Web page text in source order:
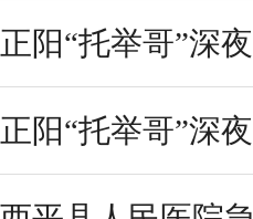
正阳“托举哥”深
正阳“托举哥”深